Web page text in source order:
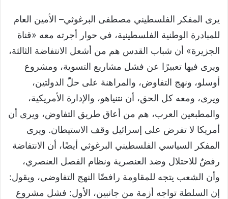
يرى المفكر الفلسطيني مصطفى البرغوثي– الأمين العام
للمبادرة الوطنية الفلسطينية، في حوار أجرته معه «قناة
الجزيرة» أن شباب القدس هم من أشعل الانتفاضة الثالثة،
ويرى فيها تعبيرًا عن فشل مشاريع التسوية، ومشروع
أوسلو، ونهج التفاوض، والمراهنة على حلّ الدولتين،
ويرى، ومعه كل الحق، أن نتنياهو، والإدارة الأمريكية،
والمطبعين العرب، هم من أعاق طريق التفاوض، ويرى أن
أمريكا لا تفرض على إسرائيل وقف الاستيطان. ويرى
المفكر السياسي الفلسطيني البرغوثي أيضًا، أن الانتفاضة
رفضٌ للاحتلال وضد العنصرية ونظام الفصل العنصري،
وأن الشعب يتجه للمقاومة رافضًا النهج التفاوضي، ويقول:
إن السلطة تواجه أزمة من جانبين، الأول: فشل مشروع